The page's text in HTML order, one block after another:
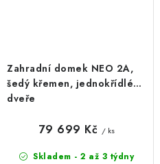
Zahradní domek NEO 2A,
šedý křemen, jednokřídlé
dveře
Skladem - 2 až 3 týdny
79 699 Kč / ks